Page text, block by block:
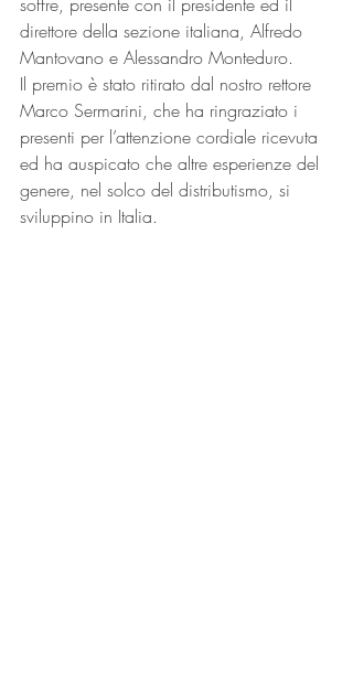
direttore della sezione italiana, Alfredo
Mantovano e Alessandro Monteduro.
Il premio è stato ritirato dal nostro rettore
Marco Sermarini, che ha ringraziato i
presenti per l’attenzione cordiale ricevuta
ed ha auspicato che altre esperienze del
genere, nel solco del distributismo, si
sviluppino in Italia.